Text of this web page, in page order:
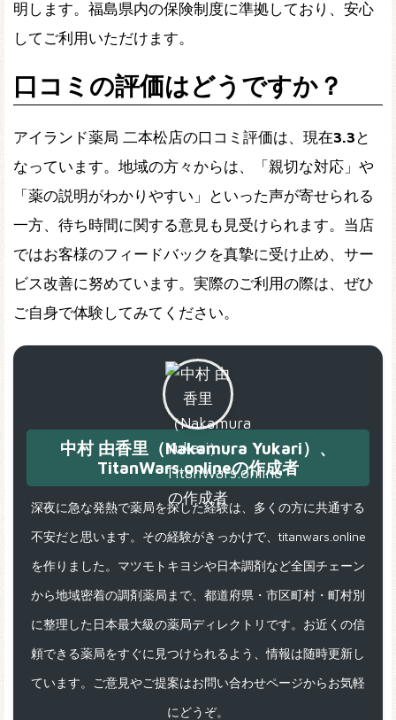
明します。福島県内の保険制度に準拠しており、安心
してご利用いただけます。
口コミの評価はどうですか？
アイランド薬局 二本松店の口コミ評価は、現在3.3 と
なっています。地域の方々からは、「親切な対応」や
「薬の説明がわかりやすい」といった声が寄せられる
一方、待ち時間に関する意見も見受けられます。当店
ではお客様のフィードバックを真摯に受け止め、サー
ビス改善に努めています。実際のご利用の際は、ぜひ
ご自身で体験してみてください。
中村 由香里（Nakamura Yukari）、
TitanWars.onlineの作成者
深夜に急な発熱で薬局を探した経験は、多くの方に共通する
不安だと思います。その経験がきっかけで、titanwars.online
を作りました。マツモトキヨシや日本調剤など全国チェーン
から地域密着の調剤薬局まで、都道府県・市区町村・町村別
に整理した日本最大級の薬局ディレクトリです。お近くの信
頼できる薬局をすぐに見つけられるよう、情報は随時更新し
ています。ご意見やご提案はお問い合わせページからお気軽
にどうぞ。